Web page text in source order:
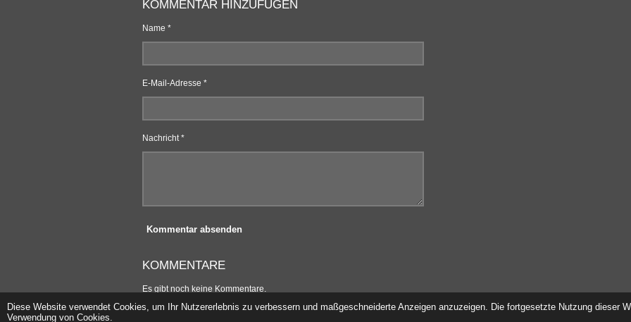
Diese Website verwendet Cookies, um Ihr Nutzererlebnis zu verbessern und maßgeschneiderte Anzeigen anzuzeigen. Die fortgesetzte Nutzung dieser
Verwendung von Cookies.
KOMMENTAR HINZUFÜGEN
Name *
E-Mail-Adresse *
Nachricht *
Kommentar absenden
KOMMENTARE
Es gibt noch keine Kommentare.
© 2021 - 2026 WOLLEBESTELLEN